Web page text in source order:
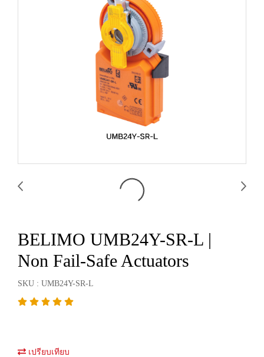
BELIMO UMB24Y-SR-L |
Non Fail-Safe Actuators
SKU : UMB24Y-SR-L
เปรียบเทียบ